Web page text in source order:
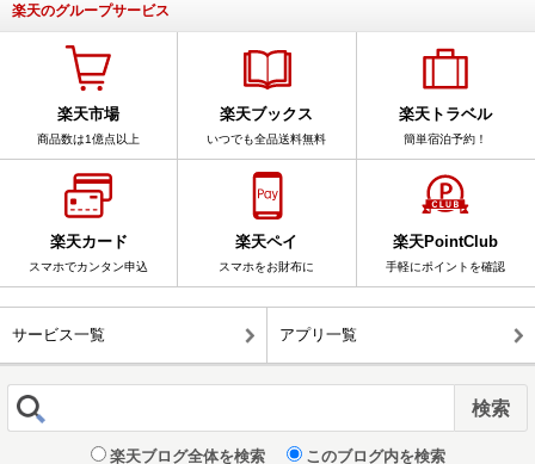
楽天のグループサービス
楽天市場
商品数は1億点以上
楽天ブックス
いつでも全品送料無料
楽天トラベル
簡単宿泊予約！
楽天カード
スマホでカンタン申込
楽天ペイ
スマホをお財布に
楽天PointClub
手軽にポイントを確認
サービス一覧 アプリ一覧
楽天ブログ全体を検索 このブログ内を検索